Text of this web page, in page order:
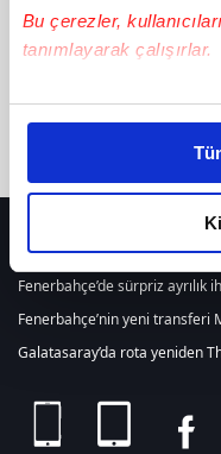
Bu çerezler,
tanımlayarak çalışırlar.
Bu çerezlere izin
daha iyi reklam
amacımızın size
olduğunu ve sizlere en
elimizden gelen
reklamların
Her halükârda,
gösterilmeyecektir."
listelemek içintıklayınız.
Fenerbahçe’de sürpriz
Fenerbahçe’nin yeni transferi
Galatasaray’da rota yeniden